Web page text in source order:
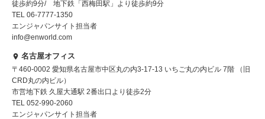
徒歩約9分/ 地下鉄「西梅田駅」より徒歩約9分
TEL 06-7777-1350
エンジャパンサイト担当者
info@enworld.com
名古屋オフィス
〒460-0002 愛知県名古屋市中区丸の内3-17-13 いちご丸の内ビル 7階 （旧
CRD丸の内ビル）
市営地下鉄 久屋大通駅 2番出口より徒歩2分
TEL 052-990-2060
エンジャパンサイト担当者